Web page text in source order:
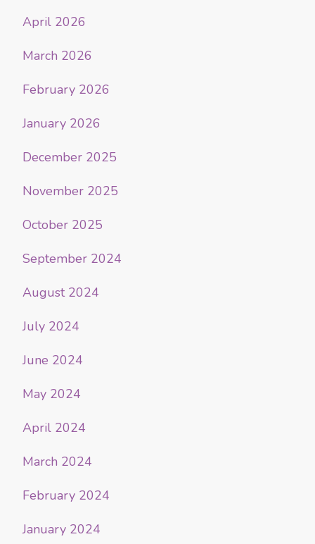
April 2026
March 2026
February 2026
January 2026
December 2025
November 2025
October 2025
September 2024
August 2024
July 2024
June 2024
May 2024
April 2024
March 2024
February 2024
January 2024